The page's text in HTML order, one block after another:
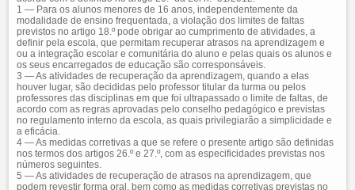
1 — Para os alunos menores de 16 anos, independentemente da
modalidade de ensino frequentada, a violação dos limites de faltas
previstos no artigo 18.º pode obrigar ao cumprimento de atividades, a
definir pela escola, que permitam recuperar atrasos na aprendizagem e
ou a integração escolar e comunitária do aluno e pelas quais os alunos e
os seus encarregados de educação são corresponsáveis.
3 — As atividades de recuperação da aprendizagem, quando a elas
houver lugar, são decididas pelo professor titular da turma ou pelos
professores das disciplinas em que foi ultrapassado o limite de faltas, de
acordo com as regras aprovadas pelo conselho pedagógico e previstas
no regulamento interno da escola, as quais privilegiarão a simplicidade e
a eficácia.
4 — As medidas corretivas a que se refere o presente artigo são definidas
nos termos dos artigos 26.º e 27.º, com as especificidades previstas nos
números seguintes.
5 — As atividades de recuperação de atrasos na aprendizagem, que
podem revestir forma oral, bem como as medidas corretivas previstas no